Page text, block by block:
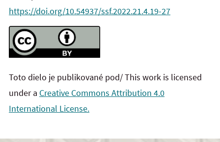
https://doi.org/10.54937/ssf.2022.21.4.19-27
Toto dielo je publikované pod/ This work is licensed
under a Creative Commons Attribution 4.0
International License.